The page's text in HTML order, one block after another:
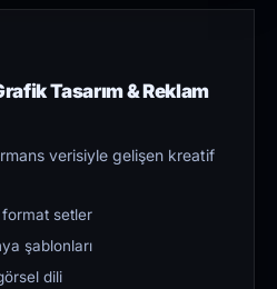
Tasarım & Reklam
verisiyle gelişen kreatif
format setler
şablonları
dili